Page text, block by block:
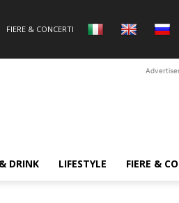
FIERE & CONCERTI
DRINK LIFESTYLE FIERE &